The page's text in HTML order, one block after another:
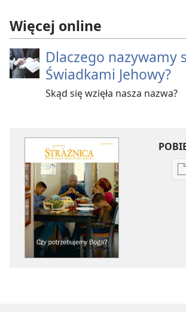
Więcej online
Dlaczego nazywamy
Świadkami Jehowy?
Skąd się wzięła nasza nazwa?